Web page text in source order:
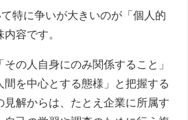
特に争いが大きいのが「個人的
容です。
その人自身にのみ関係すること」
間を中心とする態様」と把握する
見解からは、たとえ企業に所属す